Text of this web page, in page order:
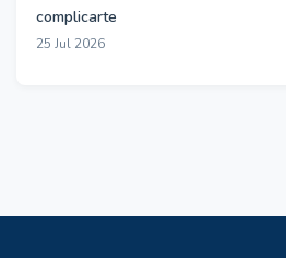
complicarte
25 Jul 2026